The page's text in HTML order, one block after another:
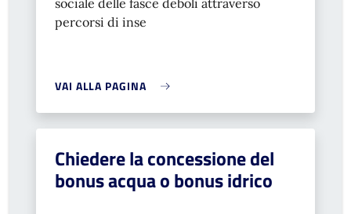
sociale delle fasce deboli attraverso
percorsi di inse
VAI ALLA PAGINA
Chiedere la concessione del
bonus acqua o bonus idrico